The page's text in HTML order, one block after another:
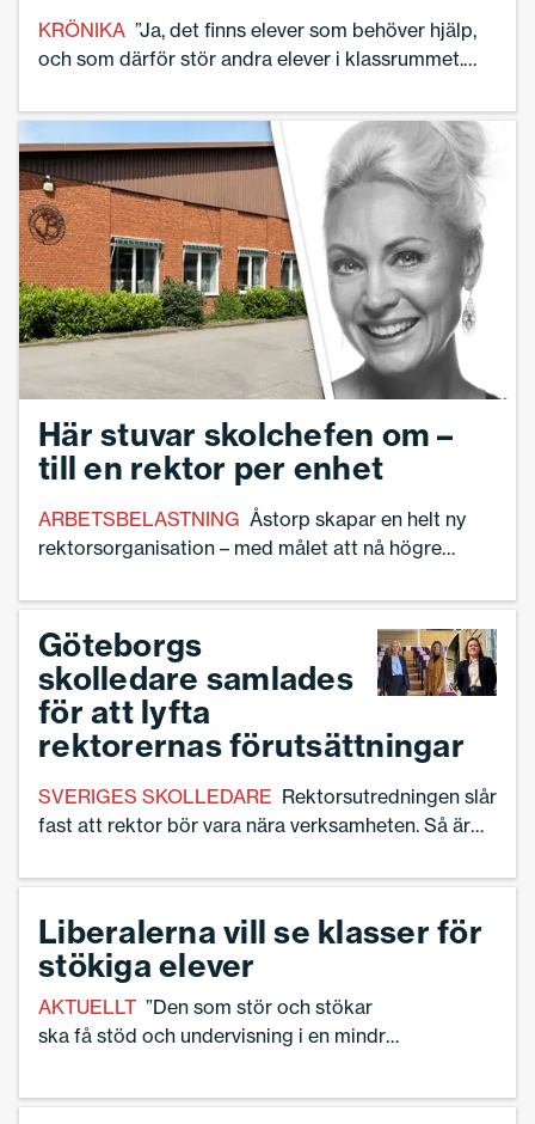
KRÖNIKA ”Ja, det finns elever som behöver hjälp,
och som därför stör andra elever i klassrummet.
Torbjörn Hanö.
Här stuvar skolchefen om –
till en rektor per enhet
ARBETSBELASTNING Åstorp skapar en helt ny
rektorsorganisation – med målet att nå högre
Göteborgs
skolledare samlades
för att lyfta
rektorernas förutsättningar
SVERIGES SKOLLEDARE Rektorsutredningen slår
fast att rektor bör vara nära verksamheten. Så är
”storrektorer”.
Liberalerna vill se klasser för
stökiga elever
AKTUELLT ”Den som stör och stökar
ska få stöd och undervisning i en mindre
Mohamsson (L).